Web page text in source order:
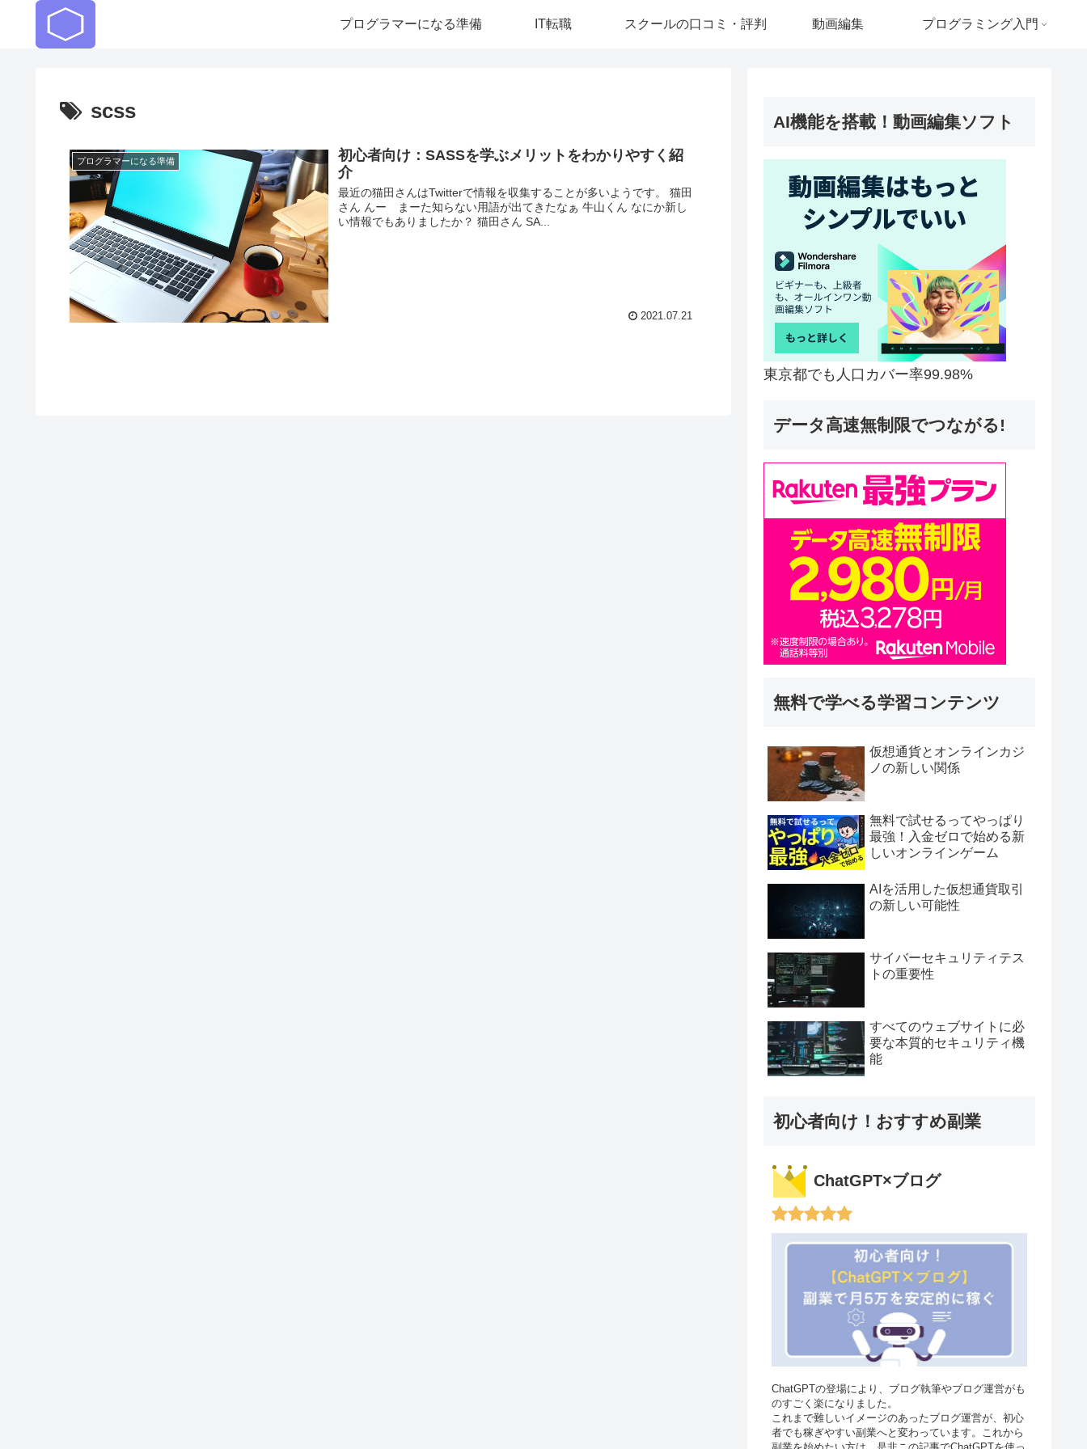
プログラマーになる準備 IT転職 スクールの口コミ・評判 動画編集 プログラミング入門
scss
プログラマーになる準備
初心者向け：SASSを学ぶメリットをわかりやすく紹
介
最近の猫田さんはTwitterで情報を収集することが多いようです。 猫田
さん んー まーた知らない用語が出てきたなぁ 牛山くん なにか新し
い情報でもありましたか？ 猫田さん SA...
2021.07.21
AI機能を搭載！動画編集ソフト
東京都でも人口カバー率99.98%
データ高速無制限でつながる!
無料で学べる学習コンテンツ
仮想通貨とオンラインカジ
ノの新しい関係
無料で試せるってやっぱり
最強！入金ゼロで始める新
しいオンラインゲーム
AIを活用した仮想通貨取引
の新しい可能性
サイバーセキュリティテス
トの重要性
すべてのウェブサイトに必
要な本質的セキュリティ機
能
初心者向け！おすすめ副業
ChatGPT×ブログ
ChatGPTの登場により、ブログ執筆やブログ運営がも
のすごく楽になりました。
これまで難しいイメージのあったブログ運営が、初心
者でも稼ぎやすい副業へと変わっています。これから